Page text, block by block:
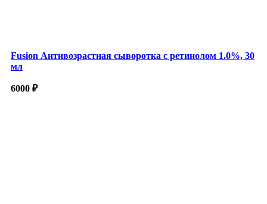
Fusion Антивозрастная сыворотка с ретинолом 1.0%, 30
мл
6000 ₽